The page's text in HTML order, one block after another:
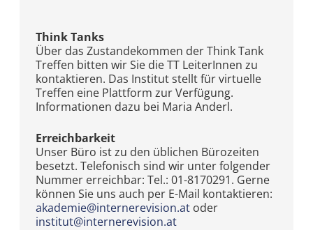
Think Tanks
Über das Zustandekommen der Think Tank
Treffen bitten wir Sie die TT LeiterInnen zu
kontaktieren. Das Institut stellt für virtuelle
Treffen eine Plattform zur Verfügung.
Informationen dazu bei Maria Anderl.
Erreichbarkeit
Unser Büro ist zu den üblichen Bürozeiten
besetzt. Telefonisch sind wir unter folgender
Nummer erreichbar: Tel.: 01-8170291. Gerne
können Sie uns auch per E-Mail kontaktieren:
akademie@internerevision.at oder
institut@internerevision.at